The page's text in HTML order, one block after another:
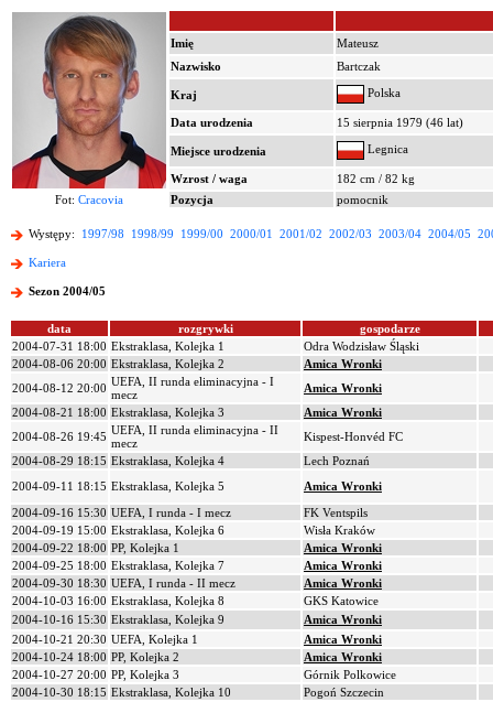
Imię
Mateusz
Nazwisko
Bartczak
Kraj Polska
Data urodzenia 15 sierpnia 1979 (46 lat)
Miejsce urodzenia Legnica
Wzrost / waga
182 cm / 82 kg
Fot: Cracovia Pozycja pomocnik
Występy: 1997/98 1998/99 1999/00 2000/01 2001/02 2002/03 2003/04 2004/05
Kariera
Sezon 2004/05
data rozgrywki
gospodarze
2004-07-31 18:00 Ekstraklasa, Kolejka 1
Odra Wodzisław Śląski
2004-08-06 20:00 Ekstraklasa, Kolejka 2
Amica Wronki
2004-08-12 20:00 UEFA, II runda eliminacyjna - I
mecz
Amica Wronki
2004-08-21 18:00 Ekstraklasa, Kolejka 3
Amica Wronki
2004-08-26 19:45 UEFA, II runda eliminacyjna - II
mecz
Kispest-Honvéd FC
2004-08-29 18:15 Ekstraklasa, Kolejka 4
Lech Poznań
2004-09-11 18:15 Ekstraklasa, Kolejka 5
Amica Wronki
2004-09-16 15:30 UEFA, I runda - I mecz
FK Ventspils
2004-09-19 15:00 Ekstraklasa, Kolejka 6
Wisła Kraków
2004-09-22 18:00 PP, Kolejka 1
Amica Wronki
2004-09-25 18:00 Ekstraklasa, Kolejka 7
Amica Wronki
2004-09-30 18:30 UEFA, I runda - II mecz
Amica Wronki
2004-10-03 16:00 Ekstraklasa, Kolejka 8
GKS Katowice
2004-10-16 15:30 Ekstraklasa, Kolejka 9
Amica Wronki
2004-10-21 20:30 UEFA, Kolejka 1
Amica Wronki
2004-10-24 18:00 PP, Kolejka 2
Amica Wronki
2004-10-27 20:00 PP, Kolejka 3
Górnik Polkowice
2004-10-30 18:15 Ekstraklasa, Kolejka 10
Pogoń Szczecin